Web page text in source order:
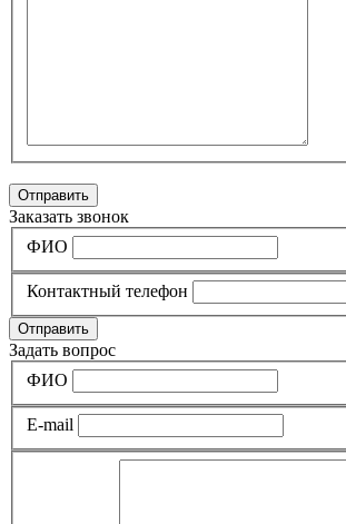
Отправить
Заказать звонок
ФИО
Контактный телефон
Отправить
Задать вопрос
ФИО
E-mail